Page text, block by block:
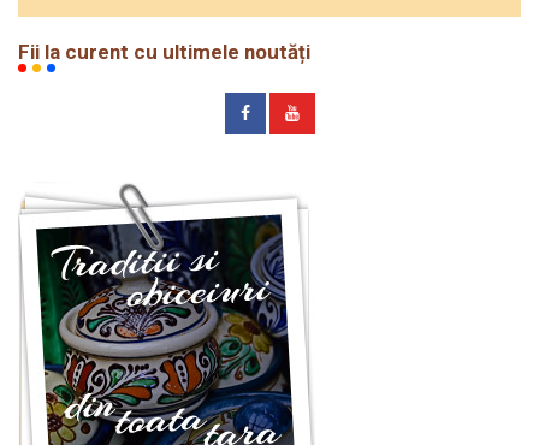
Fii la curent cu ultimele noutăți